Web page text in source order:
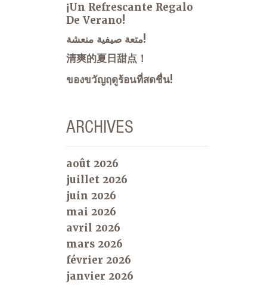
¡Un Refrescante Regalo
De Verano!
متعة صيفية منعشة!
清爽的夏日甜点！
ของขวัญฤดูร้อนที่สดชื่น!
ARCHIVES
août 2026
juillet 2026
juin 2026
mai 2026
avril 2026
mars 2026
février 2026
janvier 2026